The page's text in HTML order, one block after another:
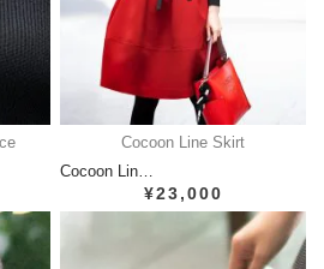
Cocoon Line Skirt
Cocoon Lin…
¥23,000